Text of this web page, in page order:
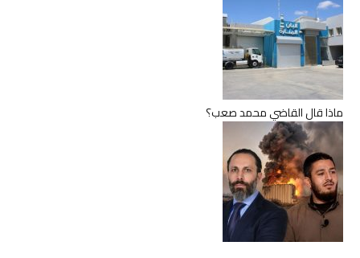
ماذا قال القاضي محمد صعب؟